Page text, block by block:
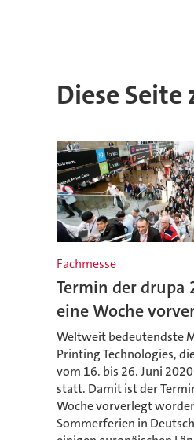
Diese
Fachmesse
Termin der drupa
eine Woche
Weltweit bedeutendste
Printing Technologies,
vom 16. bis 26. Juni
statt. Damit ist der
Woche vorverlegt
Sommerferien in